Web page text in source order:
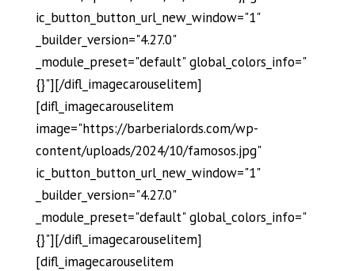
ic_button_button_url_new_window="1"
_builder_version="4.27.0"
_module_preset="default" global_colors_info="
{}"][/difl_imagecarouselitem]
[difl_imagecarouselitem
image="https://barberialords.com/wp-
content/uploads/2024/10/famosos.jpg"
ic_button_button_url_new_window="1"
_builder_version="4.27.0"
_module_preset="default" global_colors_info="
{}"][/difl_imagecarouselitem]
[difl_imagecarouselitem